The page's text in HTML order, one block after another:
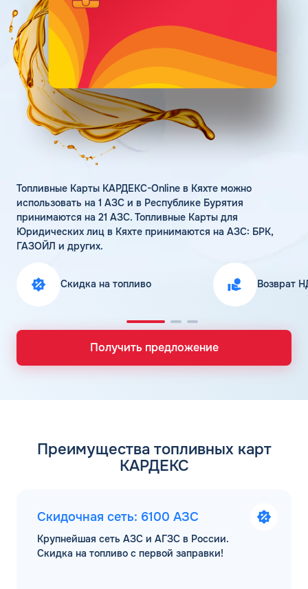
Статьи
Цена бензина и ДТ
Личный кабинет
Карта АЗС
Получить консультацию
Топливные Карты КАРДЕКС-Online в Кяхте можно
использовать на 1 АЗС и в Республике Бурятия
принимаются на 21 АЗС. Топливные Карты для
Юридических лиц в Кяхте принимаются на АЗС: БРК,
ГАЗОЙЛ и других.
Скидка на топливо Возврат
Получить предложение
Преимущества топливных карт
КАРДЕКС
Скидочная сеть: 6100 АЗС
Крупнейшая сеть АЗС и АГЗС в России.
Скидка на топливо с первой заправки!